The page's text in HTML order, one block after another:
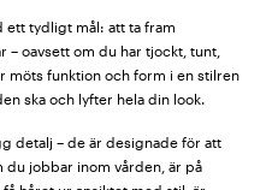
ett tydligt mål: att ta fram
– oavsett om du har tjockt, tunt,
möts funktion och form i en stilren
ska och lyfter hela din look.
detalj – de är designade för att
du jobbar inom vården, är på